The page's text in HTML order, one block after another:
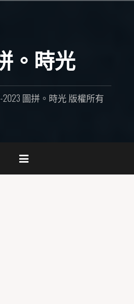
。時光
2023 圖拼。時光 版權所有